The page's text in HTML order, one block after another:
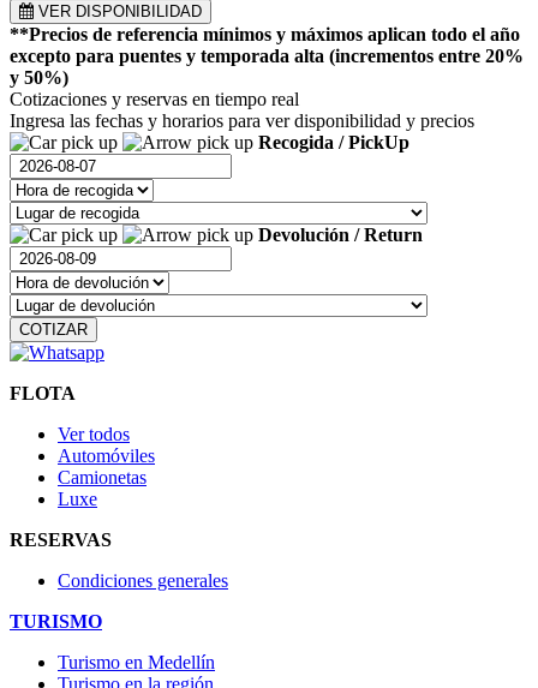
VER DISPONIBILIDAD
**Precios de referencia mínimos y máximos aplican todo el año
excepto para puentes y temporada alta (incrementos entre 20%
y 50%)
Cotizaciones y reservas en tiempo real
Ingresa las fechas y horarios para ver disponibilidad y precios
Recogida / PickUp
Devolución / Return
FLOTA
Ver todos
Automóviles
Camionetas
Luxe
RESERVAS
Condiciones generales
TURISMO
Turismo en Medellín
Turismo en la región